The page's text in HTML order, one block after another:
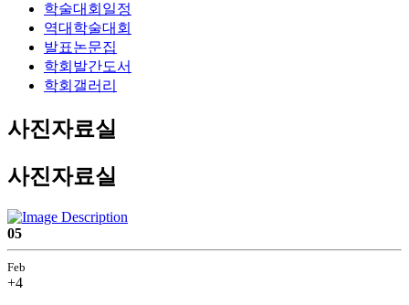
학술대회일정
역대학술대회
발표논문집
학회발간도서
학회갤러리
사진자료실
사진자료실
05
Feb
+4